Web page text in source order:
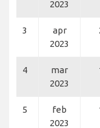
2023
3
apr
2023
4
mar
2023
5
feb
2023